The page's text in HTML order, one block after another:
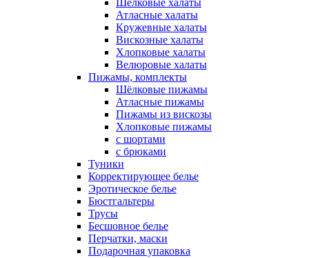
Шелковые халаты
Атласные халаты
Кружевные халаты
Вискозные халаты
Хлопковые халаты
Велюровые халаты
Пижамы, комплекты
Шёлковые пижамы
Атласные пижамы
Пижамы из вискозы
Хлопковые пижамы
с шортами
с брюками
Туники
Корректирующее белье
Эротическое белье
Бюстгальтеры
Трусы
Бесшовное белье
Перчатки, маски
Подарочная упаковка